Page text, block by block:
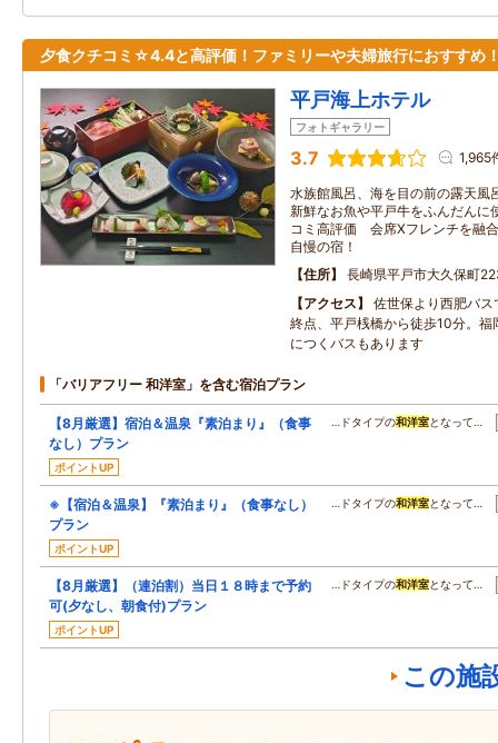
夕食クチコミ☆4.4と高評価！ファミリーや夫婦旅行におすすめ
平戸海上ホテル
フォトギャラリー
3.7 1,965
水族館風呂、海を目の前の露天風
新鮮なお魚や平戸牛をふんだんに
コミ高評価 会席Xフレンチを融
自慢の宿！
住所
長崎県平戸市大久保町
アクセス
佐世保より西肥バ
終点、平戸桟橋から徒歩10分。福
につくバスもあります
「バリアフリー 和洋室」を含む宿泊プラン
【8月厳選】宿泊＆温泉『素泊まり』（食事
なし）プラン
ポイントUP
…ドタイプの和洋室となって…
※【宿泊＆温泉】『素泊まり』（食事なし）
プラン
ポイントUP
…ドタイプの和洋室となって…
【8月厳選】（連泊割）当日１８時まで予約
可(夕なし、朝食付)プラン
ポイントUP
…ドタイプの和洋室となって…
この施